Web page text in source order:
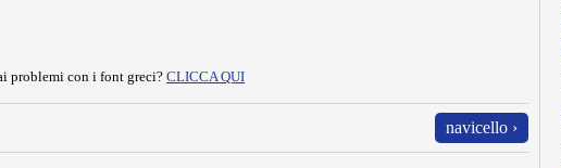
problemi con i font greci? CLICCA QUI
navicello ›